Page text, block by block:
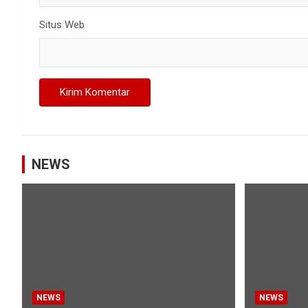
Situs Web
NEWS
NEWS NEWS